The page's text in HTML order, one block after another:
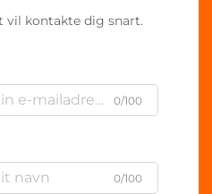
vil kontakte dig snart.
0/100
0/100